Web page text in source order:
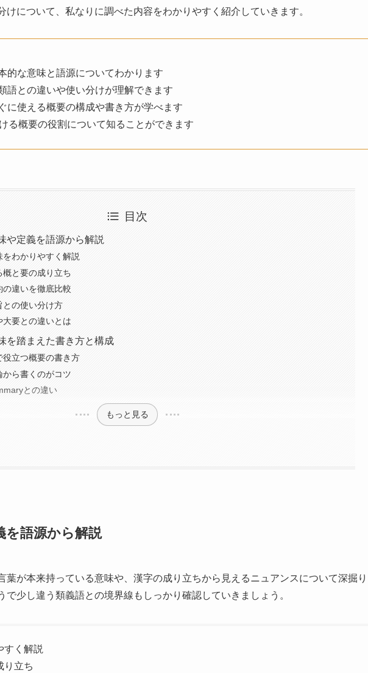
けについて、私なりに調べた内容をわかりやすく紹介していきます。
的な意味と語源についてわかります
語との違いや使い分けが理解できます
に使える概要の構成や書き方が学べます
る概要の役割について知ることができます
目次
や定義を語源から解説
をわかりやすく解説
概と要の成り立ち
の違いを徹底比較
との使い分け方
大要との違いとは
を踏まえた書き方と構成
役立つ概要の書き方
から書くのがコツ
との違い
もっと見る
を語源から解説
葉が本来持っている意味や、漢字の成り立ちから見えるニュアンスについて深掘り
で少し違う類義語との境界線もしっかり確認していきましょう。
すく解説
り立ち